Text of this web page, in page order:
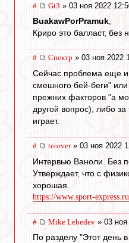
# Gt3 » 03 ноя 2022
BuakawPorPramuk,
Криро это балласт, без
# Спектр » 03 ноя 2022
Сейчас проблема еще и
смешного бей-беги"
прежних факторов "а
другой вопрос), либо
играет.
# teorver» 03 ноя 2022
Интервью Ваноли. Без
Утверждает, что с
хорошая.
https://www.sport-
# Mike Lebedev » 03
По разделу "Этот день